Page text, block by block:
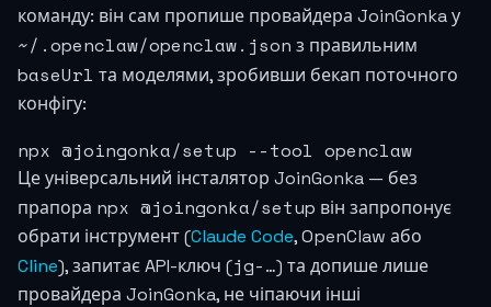
команду: він сам пропише провайдера JoinGonka у
~/.openclaw/openclaw.json з правильним
baseUrl та моделями, зробивши бекап поточного
конфігу:
npx @joingonka/setup --tool openclaw
Це універсальний інсталятор JoinGonka — без
прапора npx @joingonka/setup він запропонує
обрати інструмент (Claude Code, OpenClaw або
Cline), запитає API-ключ (jg-…) та допише лише
провайдера JoinGonka, не чіпаючи інші